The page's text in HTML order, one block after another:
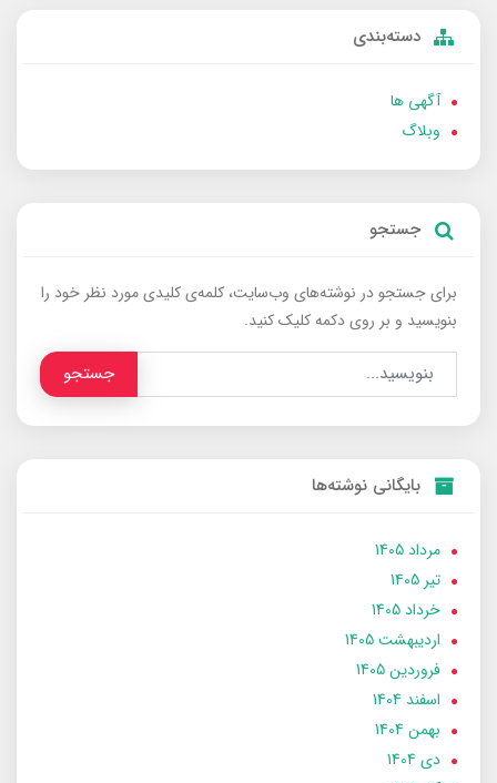
دسته‌بندی
آگهی ها
وبلاگ
جستجو
برای جستجو در نوشته‌های وب‌سایت، کلمه‌ی کلیدی مورد نظر خود را
بنویسید و بر روی دکمه کلیک کنید.
جستجو
بایگانی نوشته‌ها
مرداد 1405
تير 1405
خرداد 1405
ارديبهشت 1405
فروردین 1405
اسفند 1404
بهمن 1404
دی 1404